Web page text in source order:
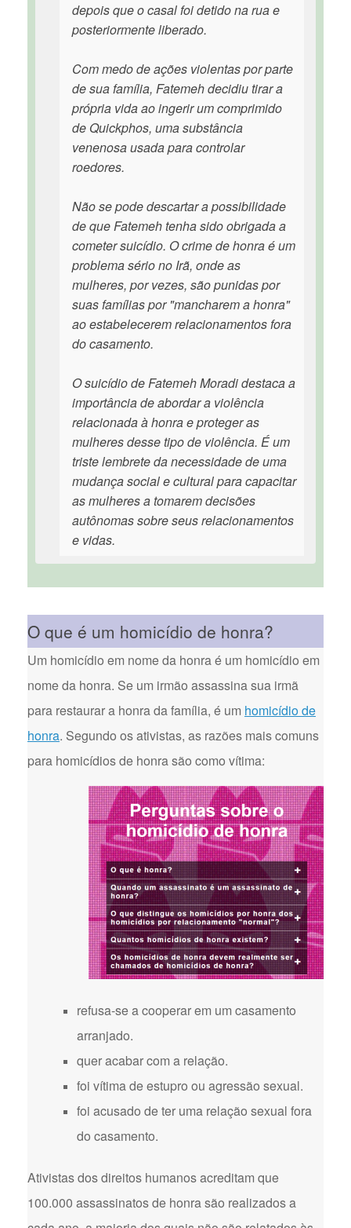
depois que o casal foi detido na rua e
posteriormente liberado.
Com medo de ações violentas por parte
de sua família, Fatemeh decidiu tirar a
própria vida ao ingerir um comprimido
de Quickphos, uma substância
venenosa usada para controlar
roedores.
Não se pode descartar a possibilidade
de que Fatemeh tenha sido obrigada a
cometer suicídio. O crime de honra é um
problema sério no Irã, onde as
mulheres, por vezes, são punidas por
suas famílias por "mancharem a honra"
ao estabelecerem relacionamentos fora
do casamento.
O suicídio de Fatemeh Moradi destaca a
importância de abordar a violência
relacionada à honra e proteger as
mulheres desse tipo de violência. É um
triste lembrete da necessidade de uma
mudança social e cultural para capacitar
as mulheres a tomarem decisões
autônomas sobre seus relacionamentos
e vidas.
O que é um homicídio de honra?
Um homicídio em nome da honra é um homicídio em
nome da honra. Se um irmão assassina sua irmã
para restaurar a honra da família, é um homicídio de
honra. Segundo os ativistas, as razões mais comuns
para homicídios de honra são como vítima:
refusa-se a cooperar em um casamento
arranjado.
quer acabar com a relação.
foi vítima de estupro ou agressão sexual.
foi acusado de ter uma relação sexual fora
do casamento.
Ativistas dos direitos humanos acreditam que
100.000 assassinatos de honra são realizados a